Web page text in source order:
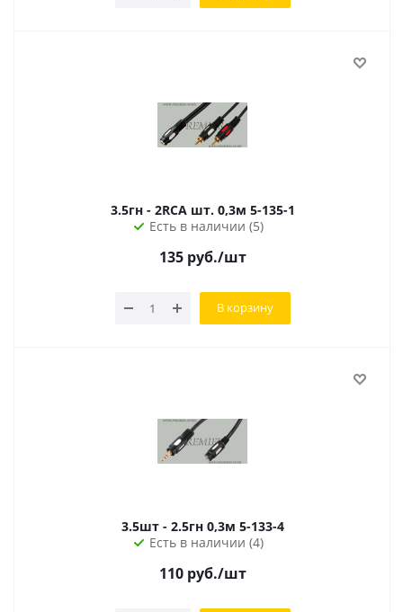
3.5гн - 2RCA шт. 0,3м 5-135-1
Есть в наличии (5)
135руб./шт
В корзину
3.5шт - 2.5гн 0,3м 5-133-4
Есть в наличии (4)
110руб./шт